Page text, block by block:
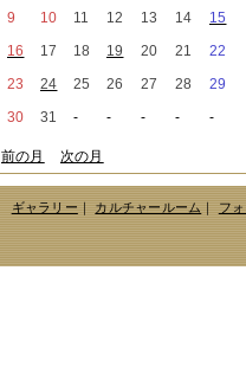
2020年12月（3件）
2020年11月 （6件）
2020年09月（5件）
2020年08月
2020年06月（2件）
2020年04月（4件）
2020年03月（9件）
2020年02月（3件）
2020年01月（5件）
2019年12月（3件）
9
10 11 12 13 14
15
16
17 18 19 20 21
22
23
24 25 26 27 28
29
30
31 - - - - -
前の月 次の月
ギャラリー｜ カルチャールーム｜ フ